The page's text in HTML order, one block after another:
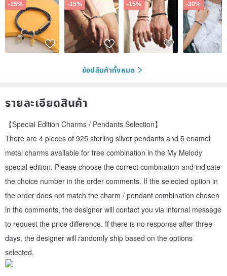
-15% -15% -15% -30%
ช้อปสินค้าทั้งหมด
รายละเอียดสินค้า
【Special Edition Charms / Pendants Selection】
There are 4 pieces of 925 sterling silver pendants and 5 enamel
metal charms available for free combination in the My Melody
special edition. Please choose the correct combination and indicate
the choice number in the order comments. If the selected option in
the order does not match the charm / pendant combination chosen
in the comments, the designer will contact you via internal message
to request the price difference. If there is no response after three
days, the designer will randomly ship based on the options
selected.